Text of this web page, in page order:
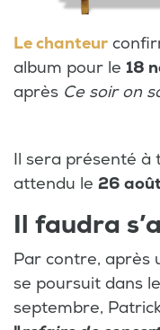
Le chanteur
album pour le 18
après Ce soir on
Il sera présenté à
attendu le 26
Il faudra
Par contre, après
se poursuit dans
septembre,